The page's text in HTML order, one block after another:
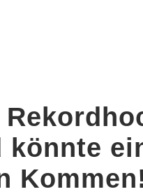
könnte
Kommen!